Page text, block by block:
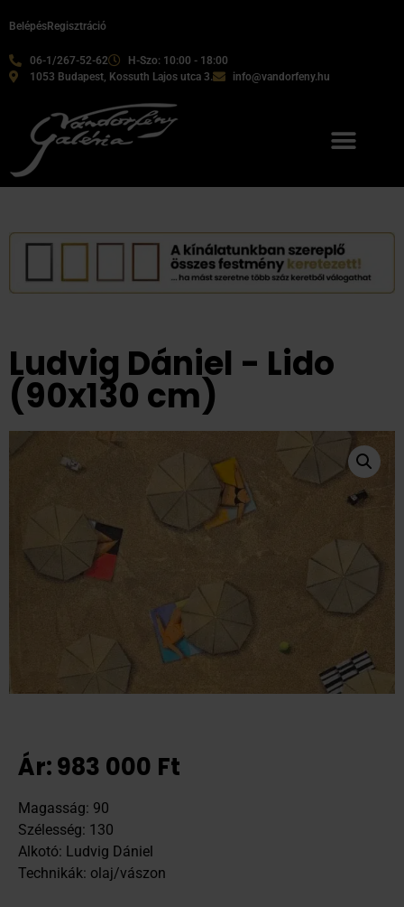
06-1/267-52-62
H-Szo: 10:00 - 18:00
1053 Budapest, Kossuth Lajos utca 3.
info@vandorfeny.hu
BelépésRegisztráció
Ludvig Dániel - Lido
(90x130 cm)
Ár:983 000 Ft
Magasság: 90
Szélesség: 130
Alkotó: Ludvig Dániel
Technikák: olaj/vászon